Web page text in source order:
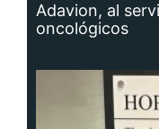
Adavion, al
oncológicos